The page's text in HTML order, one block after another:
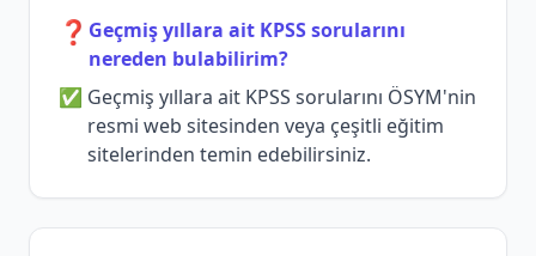
❓ Geçmiş yıllara ait KPSS sorularını
nereden bulabilirim?
Geçmiş yıllara ait KPSS sorularını ÖSYM'nin
resmi web sitesinden veya çeşitli eğitim
sitelerinden temin edebilirsiniz.